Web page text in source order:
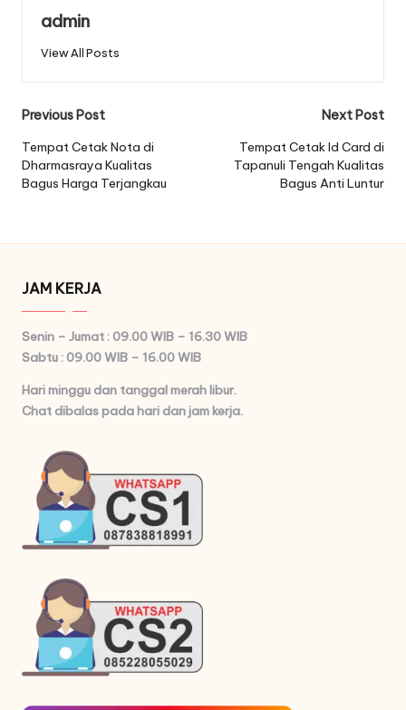
admin
View All Posts
Post
navigation
Previous Post
Tempat Cetak Nota di
Dharmasraya Kualitas
Bagus Harga Terjangkau
Next Post
Tempat Cetak Id Card di
Tapanuli Tengah Kualitas
Bagus Anti Luntur
JAM KERJA
Senin – Jumat : 09.00 WIB – 16.30 WIB
Sabtu : 09.00 WIB – 16.00 WIB
Hari minggu dan tanggal merah libur.
Chat dibalas pada hari dan jam kerja.